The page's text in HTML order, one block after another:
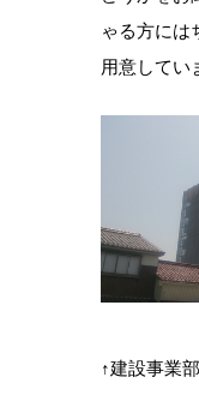
ゃる方には
用意してい
↑建設事業